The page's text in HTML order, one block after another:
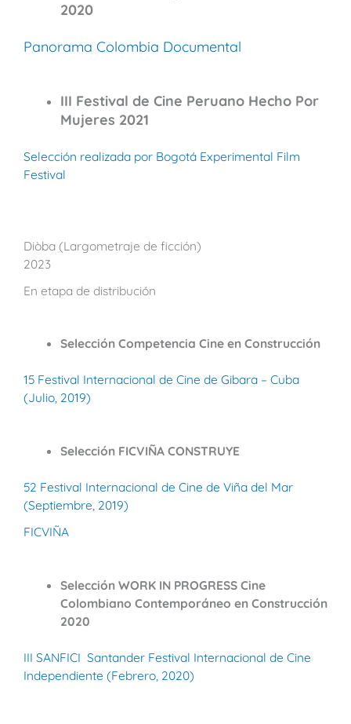
2020
Panorama Colombia Documental
III Festival de Cine Peruano Hecho Por
Mujeres 2021
Selección realizada por Bogotá Experimental Film
Festival
Diòba (Largometraje de ficción)
2023
En etapa de distribución
Selección Competencia Cine en Construcción
15 Festival Internacional de Cine de Gibara – Cuba
(Julio, 2019)
Selección FICVIÑA CONSTRUYE
52 Festival Internacional de Cine de Viña del Mar
(Septiembre, 2019)
FICVIÑA
Selección WORK IN PROGRESS Cine
Colombiano Contemporáneo en Construcción
2020
III SANFICI Santander Festival Internacional de Cine
Independiente (Febrero, 2020)